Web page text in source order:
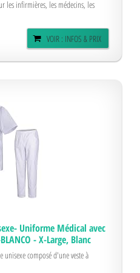
les infirmières, les médecins, les
VOIR : INFOS & PRIX
Uniforme Médical avec
- X-Large, Blanc
composé d'une veste à